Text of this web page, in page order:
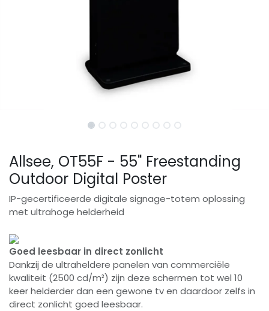
Allsee, OT55F - 55" Freestanding
Outdoor Digital Poster
IP-gecertificeerde digitale signage-totem oplossing
met ultrahoge helderheid
Goed leesbaar in direct zonlicht
Dankzij de ultraheldere panelen van commerciële
kwaliteit (2500 cd/m²) zijn deze schermen tot wel 10
keer helderder dan een gewone tv en daardoor zelfs in
direct zonlicht goed leesbaar.